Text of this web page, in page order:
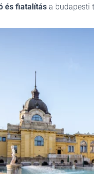
és fiatalítás a budapesti